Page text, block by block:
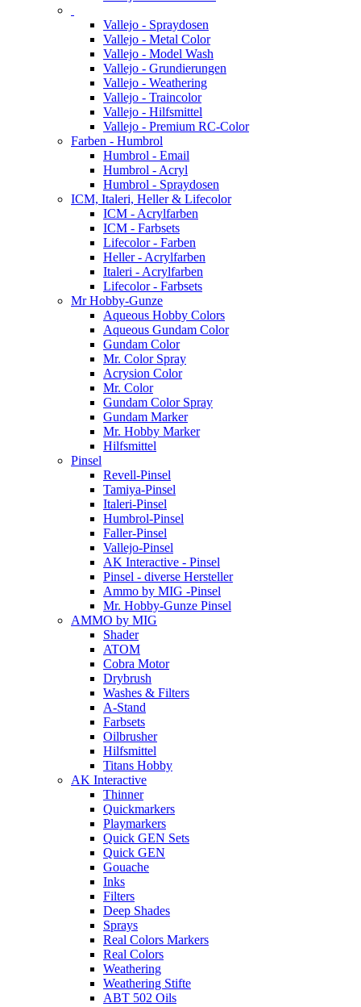
Vallejo - Spraydosen
Vallejo - Metal Color
Vallejo - Model Wash
Vallejo - Grundierungen
Vallejo - Weathering
Vallejo - Traincolor
Vallejo - Hilfsmittel
Vallejo - Premium RC-Color
Farben - Humbrol
Humbrol - Email
Humbrol - Acryl
Humbrol - Spraydosen
ICM, Italeri, Heller & Lifecolor
ICM - Acrylfarben
ICM - Farbsets
Lifecolor - Farben
Heller - Acrylfarben
Italeri - Acrylfarben
Lifecolor - Farbsets
Mr Hobby-Gunze
Aqueous Hobby Colors
Aqueous Gundam Color
Gundam Color
Mr. Color Spray
Acrysion Color
Mr. Color
Gundam Color Spray
Gundam Marker
Mr. Hobby Marker
Hilfsmittel
Pinsel
Revell-Pinsel
Tamiya-Pinsel
Italeri-Pinsel
Humbrol-Pinsel
Faller-Pinsel
Vallejo-Pinsel
AK Interactive - Pinsel
Pinsel - diverse Hersteller
Ammo by MIG -Pinsel
Mr. Hobby-Gunze Pinsel
AMMO by MIG
Shader
ATOM
Cobra Motor
Drybrush
Washes & Filters
A-Stand
Farbsets
Oilbrusher
Hilfsmittel
Titans Hobby
AK Interactive
Thinner
Quickmarkers
Playmarkers
Quick GEN Sets
Quick GEN
Gouache
Inks
Filters
Deep Shades
Sprays
Real Colors Markers
Real Colors
Weathering
Weathering Stifte
ABT 502 Oils